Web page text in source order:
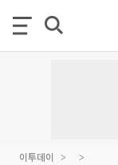
이투데이